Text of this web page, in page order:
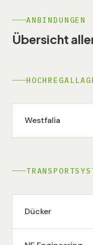
ANBINDUNGEN
Übersicht
Westfalia
Dücker